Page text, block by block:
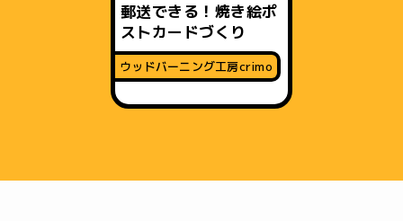
郵送できる！焼き絵ポ
ストカードづくり
ウッドバーニング工房crimo